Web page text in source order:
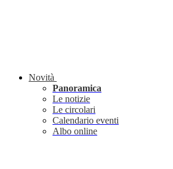
Novità
Panoramica
Le notizie
Le circolari
Calendario eventi
Albo online